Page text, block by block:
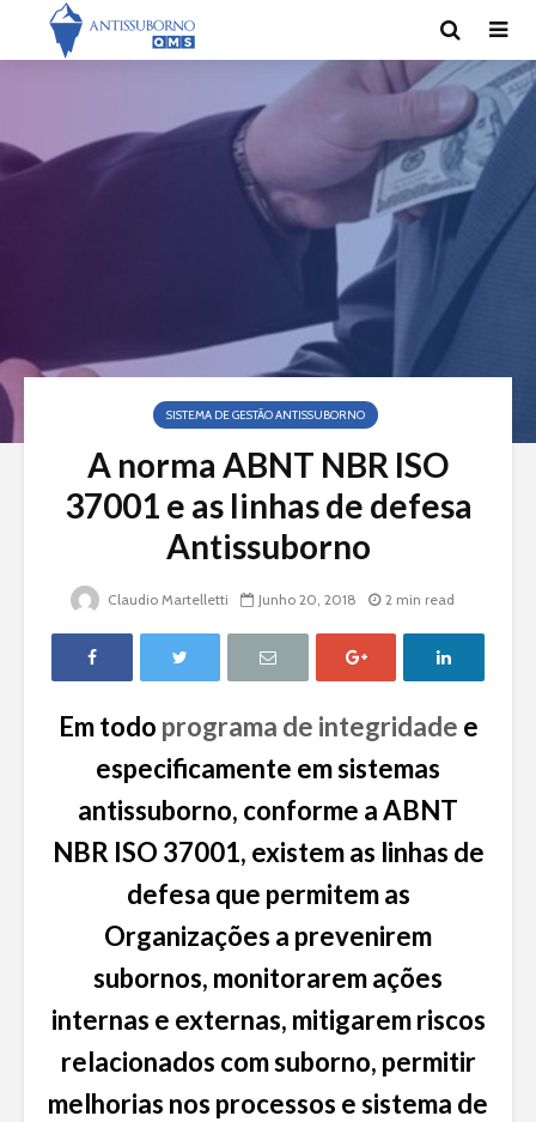
SISTEMA DE GESTÃO ANTISSUBORNO
A norma ABNT NBR ISO
37001 e as linhas de defesa
Antissuborno
Claudio Martelletti Junho 20, 2018 2 min read
Em todo programa de integridade e
especificamente em sistemas
antissuborno, conforme a ABNT
NBR ISO 37001, existem as linhas de
defesa que permitem as
Organizações a prevenirem
subornos, monitorarem ações
internas e externas, mitigarem riscos
relacionados com suborno, permitir
melhorias nos processos e sistema de